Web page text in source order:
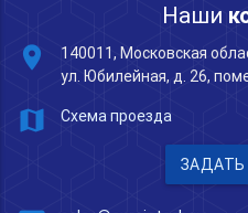
Наши
place
140011, Московская
ул. Юбилейная, д. 26,
map Схема проезда